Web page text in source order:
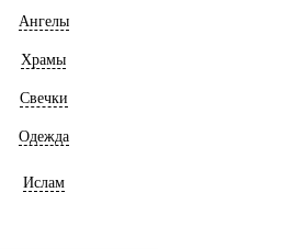
Ангелы
Храмы
Свечки
Одежда
Ислам